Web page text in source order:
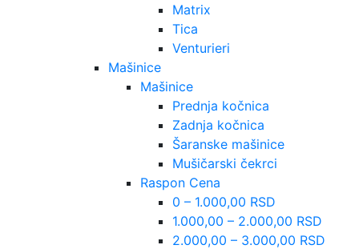
Matrix
Tica
Venturieri
Mašinice
Mašinice
Prednja kočnica
Zadnja kočnica
Šaranske mašinice
Mušičarski čekrci
Raspon Cena
0 – 1.000,00 RSD
1.000,00 – 2.000,00 RSD
2.000,00 – 3.000,00 RSD